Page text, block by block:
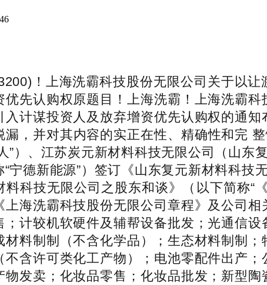
！上海洗霸科技股份无限公司关于以让
先认购权原题目！上海洗霸！上海洗霸
入计谋投资人及放弃增资优先认购权的通
，并对其内容的实正在性、精确性和完
”）、江苏炭元新材料科技无限公司（山
宁德新能源”）签订《山东复元新材料科技
料科技无限公司之股东和谈》（以下简称“
上海洗霸科技股份无限公司章程》及公司
；计较机软硬件及辅帮设备批发；光通信
料制制（不含化学品）；生态材料制制
不含许可类化工产物）；电池零配件出产
物发卖；化妆品零售；化妆品批发；新型